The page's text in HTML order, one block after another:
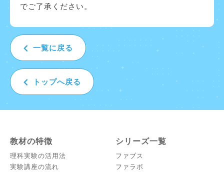
でご了承く ださい。
一覧に戻る
トップへ戻る
教材の特徴
理科実験の活用法
実験講座の流れ
シリーズ一覧
ファブス
ファラボ